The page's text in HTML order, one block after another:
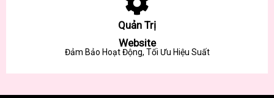
Quản Trị
Website
Đảm Bảo Hoạt Động, Tối Ưu Hiệu Suất